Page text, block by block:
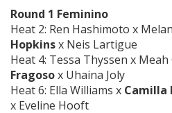
Round 1 Feminino
Heat 2: Ren Hashimoto x
Hopkinsx Neis Lartigue
Heat 4: Tessa Thyssen x Meah
Fragosox Uhaina Joly
Heat 6: Ella Williams x Camilla
x Eveline Hooft